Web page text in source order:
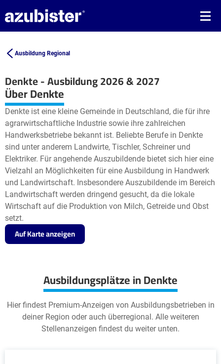
Ausbildung Regional
Denkte - Ausbildung 2026 & 2027
+
−
Leaflet| ©OpenStreetMap2
Über Denkte
Denkte ist eine kleine Gemeinde in Deutschland, die für ihre
agrarwirtschaftliche Industrie sowie ihre zahlreichen
Handwerksbetriebe bekannt ist. Beliebte Berufe in Denkte
sind unter anderem Landwirte, Tischler, Schreiner und
Elektriker. Für angehende Auszubildende bietet sich hier eine
Vielzahl an Möglichkeiten für eine Ausbildung in Handwerk
und Landwirtschaft. Insbesondere Auszubildende im Bereich
Landwirtschaft werden dringend gesucht, da die lokale
Wirtschaft auf die Produktion von Milch, Getreide und Obst
setzt.
Auf Karte anzeigen
Ausbildungsplätze in Denkte
Hier findest Premium-Anzeigen von Ausbildungsbetrieben in
deiner Region oder auch überregional. Alle weiteren
Stellenanzeigen findest du weiter unten.